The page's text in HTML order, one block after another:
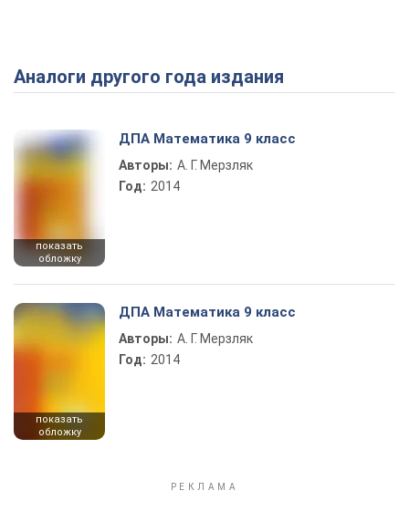
Play Video
Аналоги другого года издания
показать
обложку
ДПА Математика 9 класс
Авторы: А. Г. Мерзляк
Год: 2014
показать
обложку
ДПА Математика 9 класс
Авторы: А. Г. Мерзляк
Год: 2014